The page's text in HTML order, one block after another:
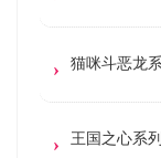
猫咪斗恶龙
王国之心系列